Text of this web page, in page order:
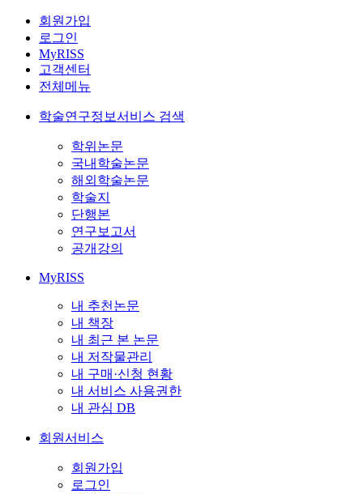
회원가입
로그인
MyRISS
고객센터
전체메뉴
학술연구정보서비스 검색
학위논문
국내학술논문
해외학술논문
학술지
단행본
연구보고서
공개강의
MyRISS
내 추천논문
내 책장
내 최근 본 논문
내 저작물관리
내 구매·신청 현황
내 서비스 사용권한
내 관심 DB
회원서비스
회원가입
로그인